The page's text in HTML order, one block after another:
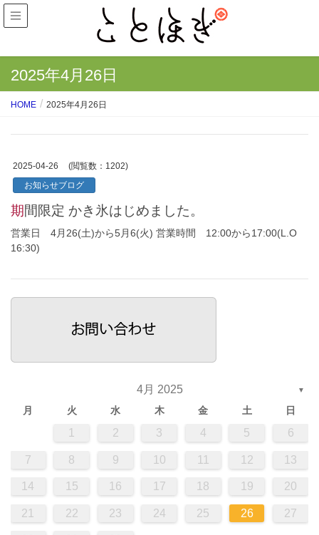
2025年4月26日
HOME 2025年4月26日
2025-04-26
(閲覧数：1202)
お知らせブログ
期間限定 かき氷はじめました。
営業日 4月26(土)から5月6(火) 営業時間 12:00から17:00(L.O
16:30)
4月 2025 ▼
月 火 水 木 金 土 日
1 2 3 4 5 6
7 8 9 10 11 12 13
14 15 16 17 18 19 20
21 22 23 24 25 26 27